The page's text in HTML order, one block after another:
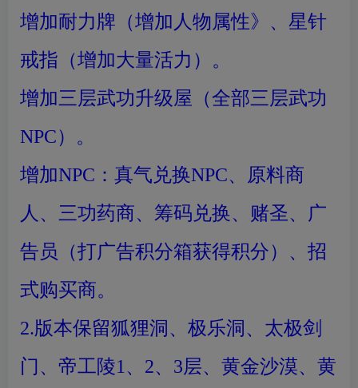
增加耐力牌（增加人物属性》、星针
戒指（增加大量活力）。
增加三层武功升级屋（全部三层武功
NPC）。
增加NPC：真气兑换NPC、原料商
人、三功药商、筹码兑换、赌圣、广
告员（打广告积分箱获得积分）、招
式购买商。
2.版本保留狐狸洞、极乐洞、太极剑
门、帝工陵1、2、3层、黄金沙漠、黄